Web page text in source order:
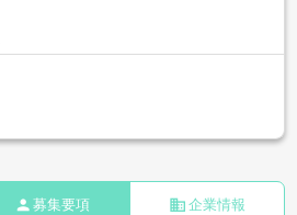
person 募集要項 business 企業情報